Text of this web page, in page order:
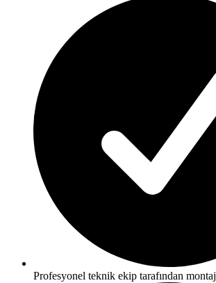
Profesyonel teknik ekip tarafından montaj